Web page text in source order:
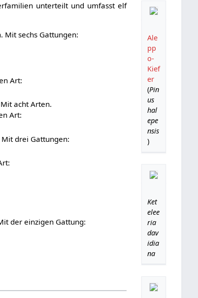
Ale
pp
o-
Kief
er
(Pin
us
hal
epe
nsis
)
Ket
elee
ria
dav
idia
na
unterteilt und umfasst elf
Mit sechs Gattungen:
Art:
acht Arten.
Art:
drei Gattungen:
der einzigen Gattung: